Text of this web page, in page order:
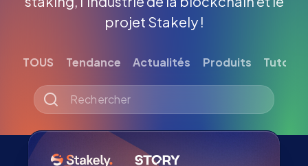
projet Stakely !
TOUS Tendance Actualités Produits Tutoriel